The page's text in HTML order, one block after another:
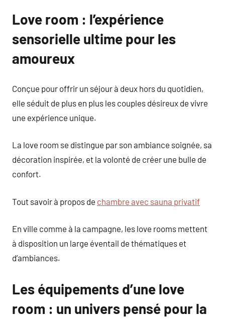
Love room : l’expérience
sensorielle ultime pour les
amoureux
Conçue pour offrir un séjour à deux hors du quotidien,
elle séduit de plus en plus les couples désireux de vivre
une expérience unique.
La love room se distingue par son ambiance soignée, sa
décoration inspirée, et la volonté de créer une bulle de
confort.
Tout savoir à propos de chambre avec sauna privatif
En ville comme à la campagne, les love rooms mettent
à disposition un large éventail de thématiques et
d’ambiances.
Les équipements d’une love
room : un univers pensé pour la